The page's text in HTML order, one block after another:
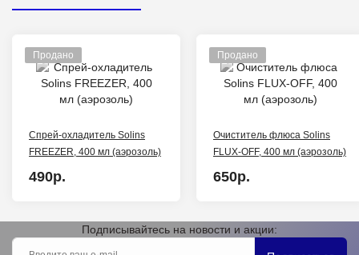
Продано
Спрей-охладитель Solins
FREEZER, 400 мл (аэрозоль)
490р.
Продано
Очиститель флюса Solins
FLUX-OFF, 400 мл (аэрозоль)
650р.
Подписывайтесь на новости и акции: